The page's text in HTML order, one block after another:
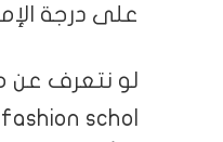
على درجة
لو نتعرف عن